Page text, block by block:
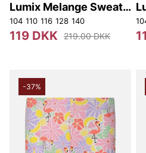
Lumix Melange Sweat
Shorts
104 110 116 128 140
119 DKK 219.00 DKK
-37%